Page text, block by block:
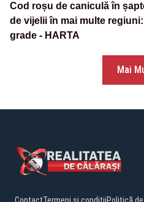
Cod roșu de caniculă în
de vijelii în mai multe
grade - HARTA
Mai